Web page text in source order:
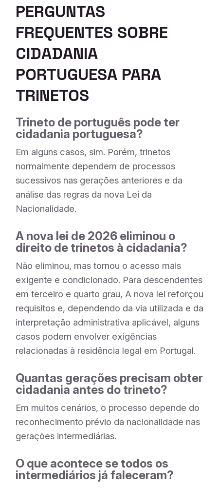
PERGUNTAS
FREQUENTES SOBRE
CIDADANIA
PORTUGUESA PARA
TRINETOS
Trineto de português pode ter
cidadania portuguesa?
Em alguns casos, sim. Porém, trinetos
normalmente dependem de processos
sucessivos nas gerações anteriores e da
análise das regras da nova Lei da
Nacionalidade.
A nova lei de 2026 eliminou o
direito de trinetos à cidadania?
Não eliminou, mas tornou o acesso mais
exigente e condicionado. Para descendentes
em terceiro e quarto grau, A nova lei reforçou
requisitos e, dependendo da via utilizada e da
interpretação administrativa aplicável, alguns
casos podem envolver exigências
relacionadas à residência legal em Portugal.
Quantas gerações precisam obter
cidadania antes do trineto?
Em muitos cenários, o processo depende do
reconhecimento prévio da nacionalidade nas
gerações intermediárias.
O que acontece se todos os
intermediários já faleceram?